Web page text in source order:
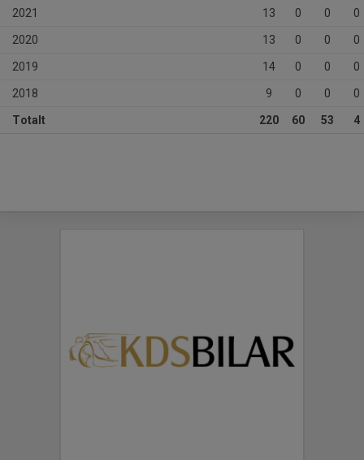
2021 13 0 0 0
2020 13 0 0 0
2019 14 0 0 0
2018 9 0 0 0
Totalt 220 60 53 4